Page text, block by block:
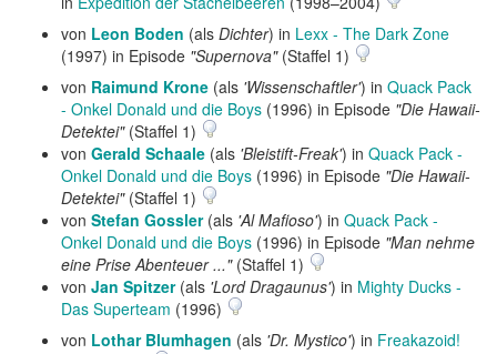
von Leon Boden (als Dichter) in Lexx - The Dark Zone
(1997) in Episode "Supernova"(Staffel 1)
von Raimund Krone (als 'Wissenschaftler') in Quack Pack
- Onkel Donald und die Boys (1996) in Episode "Die Hawaii-
Detektei"(Staffel 1)
von Gerald Schaale (als 'Bleistift-Freak') in Quack Pack -
Onkel Donald und die Boys (1996) in Episode "Die Hawaii-
Detektei"(Staffel 1)
von Stefan Gossler(als 'Al Mafioso') in Quack Pack -
Onkel Donald und die Boys (1996) in Episode "Man nehme
eine Prise Abenteuer ..."(Staffel 1)
von Jan Spitzer(als 'Lord Dragaunus') in Mighty Ducks -
Das Superteam (1996)
von Lothar Blumhagen (als 'Dr. Mystico') in Freakazoid!